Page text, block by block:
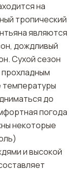
на
тропический
являются
дождливый
Сухой сезон
температуры
до
погода
некоторые
и высокой